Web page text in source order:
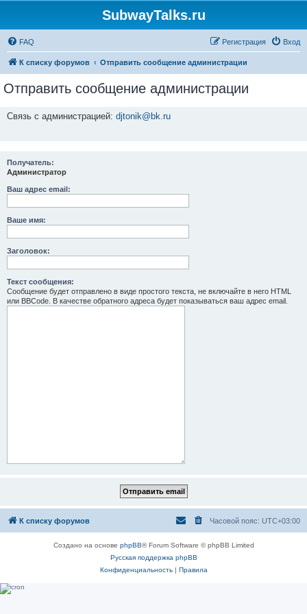
SubwayTalks.ru
FAQ Вход
Регистрация
К списку форумов Отправить сообщение администрации
Отправить сообщение администрации
Связь с администрацией: djtonik@bk.ru
Получатель:
Администратор
Ваш адрес email:
Ваше имя:
Заголовок:
Текст сообщения:
Сообщение будет отправлено в виде простого текста, не включайте в него HTML
или BBCode. В качестве обратного адреса будет показываться ваш адрес email.
К списку форумов Часовой пояс: UTC+03:00
Создано на основе phpBB® Forum Software © phpBB Limited
Русская поддержка phpBB
Конфиденциальность| Правила